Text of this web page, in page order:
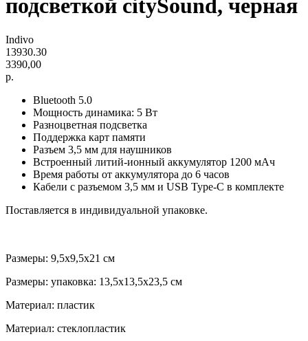
подсветкой citySound, черная
Indivo
13930.30
3390,00
р.
Bluetooth 5.0
Мощность динамика: 5 Вт
Разноцветная подсветка
Поддержка карт памяти
Разъем 3,5 мм для наушников
Встроенный литий-ионный аккумулятор 1200 мАч
Время работы от аккумулятора до 6 часов
Кабели с разъемом 3,5 мм и USB Type-C в комплекте
Поставляется в индивидуальной упаковке.
Размеры: 9,5x9,5x21 см
Размеры: упаковка: 13,5x13,5x23,5 см
Материал: пластик
Материал: стеклопластик